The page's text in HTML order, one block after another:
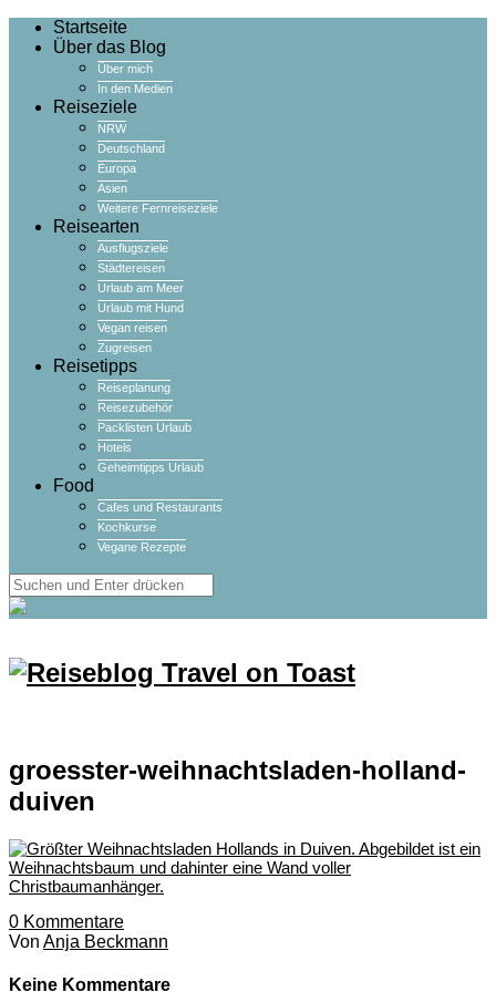
Startseite
Über das Blog
Über mich
In den Medien
Reiseziele
NRW
Deutschland
Europa
Asien
Weitere Fernreiseziele
Reisearten
Ausflugsziele
Städtereisen
Urlaub am Meer
Urlaub mit Hund
Vegan reisen
Zugreisen
Reisetipps
Reiseplanung
Reisezubehör
Packlisten Urlaub
Hotels
Geheimtipps Urlaub
Food
Cafes und Restaurants
Kochkurse
Vegane Rezepte
groesster-weihnachtsladen-holland-
duiven
0 Kommentare
Von Anja Beckmann
Keine Kommentare